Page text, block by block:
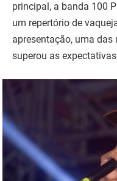
principal, a banda 100
um repertório de
apresentação, uma
superou as